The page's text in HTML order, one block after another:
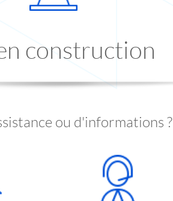
construction
ou d'informations ?